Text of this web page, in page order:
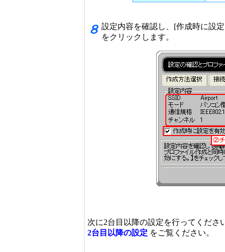
８ 設定内容を確認し、[作成時に設
をクリックします。
次に2台目以降の設定を行ってくだ
2台目以降の設定 をご覧ください。